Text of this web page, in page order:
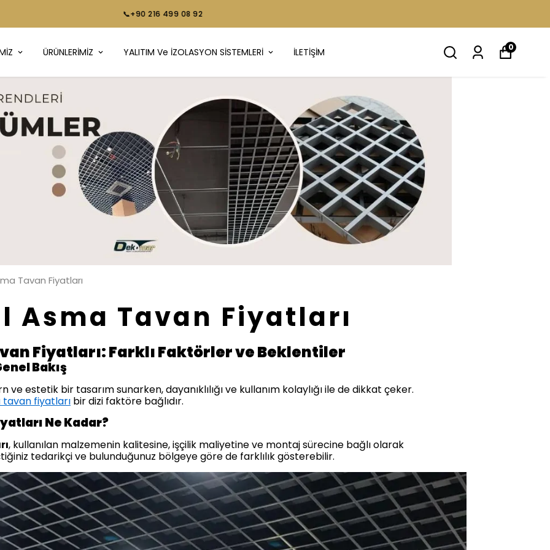
📞+90 216 499 08 92
ÜRÜNLERİMİZ YALITIM Ve İZOLASYON SİSTEMLERİ İLETİŞİM 0
Tavan Fiyatları
Asma Tavan Fiyatları
Fiyatları: Farklı Faktörler ve Beklentiler
Bakış
estetik bir tasarım sunarken, dayanıklılığı ve kullanım kolaylığı ile de dikkat çeker.
tavan fiyatları bir dizi faktöre bağlıdır.
Ne Kadar?
, kullanılan malzemenin kalitesine, işçilik maliyetine ve montaj sürecine bağlı olarak
tedarikçi ve bulunduğunuz bölgeye göre de farklılık gösterebilir.